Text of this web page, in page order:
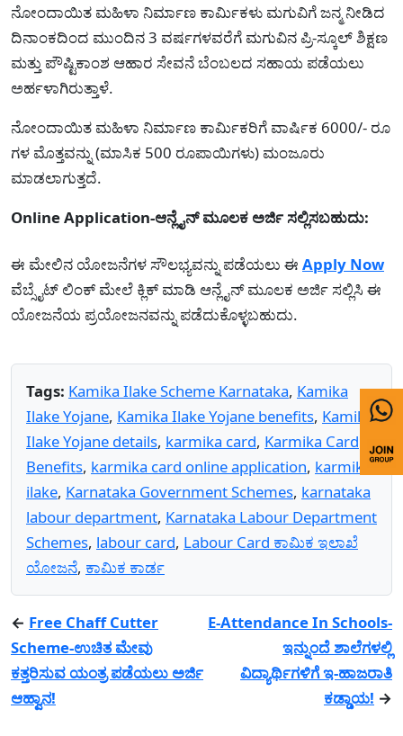
ನೋಂದಾಯಿತ ಮಹಿಳಾ ನಿರ್ಮಾಣ ಕಾರ್ಮಿಕಳು ಮಗುವಿಗೆ ಜನ್ಮ ನೀಡಿದ
ದಿನಾಂಕದಿಂದ ಮುಂದಿನ 3 ವರ್ಷಗಳವರೆಗೆ ಮಗುವಿನ ಪ್ರಿ-ಸ್ಕೂಲ್ ಶಿಕ್ಷಣ
ಮತ್ತು ಪೌಷ್ಟಿಕಾಂಶ ಆಹಾರ ಸೇವನೆ ಬೆಂಬಲದ ಸಹಾಯ ಪಡೆಯಲು
ಅರ್ಹಳಾಗಿರುತ್ತಾಳೆ.
ನೋಂದಾಯಿತ ಮಹಿಳಾ ನಿರ್ಮಾಣ ಕಾರ್ಮಿಕರಿಗೆ ವಾರ್ಷಿಕ 6000/- ರೂ
ಗಳ ಮೊತ್ತವನ್ನು (ಮಾಸಿಕ 500 ರೂಪಾಯಿಗಳು) ಮಂಜೂರು
ಮಾಡಲಾಗುತ್ತದೆ.
Online Application-ಆನ್ಲೈನ್ ಮೂಲಕ ಅರ್ಜಿ ಸಲ್ಲಿಸಬಹುದು:
ಈ ಮೇಲಿನ ಯೋಜನೆಗಳ ಸೌಲಭ್ಯವನ್ನು ಪಡೆಯಲು ಈ Apply Now
ವೆಬ್ಸೈಟ್ ಲಿಂಕ್ ಮೇಲೆ ಕ್ಲಿಕ್ ಮಾಡಿ ಆನ್ಲೈನ್ ಮೂಲಕ ಅರ್ಜಿ ಸಲ್ಲಿಸಿ ಈ
ಯೋಜನೆಯ ಪ್ರಯೋಜನವನ್ನು ಪಡೆದುಕೊಳ್ಳಬಹುದು.
Tags: Kamika Ilake Scheme Karnataka, Kamika
Ilake Yojane, Kamika Ilake Yojane benefits, Kamika
Ilake Yojane details, karmika card, Karmika Card
Benefits, karmika card online application, karmika
ilake, Karnataka Government Schemes, karnataka
labour department, Karnataka Labour Department
Schemes, labour card, Labour Card ಕಾಮಿಕ ಇಲಾಖೆ
ಯೋಜನೆ, ಕಾಮಿಕ ಕಾರ್ಡ
← Free Chaff Cutter
Scheme-ಉಚಿತ ಮೇವು
ಕತ್ತರಿಸುವ ಯಂತ್ರ ಪಡೆಯಲು ಅರ್ಜಿ
ಆಹ್ವಾನ!
E-Attendance In Schools-
ಇನ್ನುಂದೆ ಶಾಲೆಗಳಲ್ಲಿ
ವಿದ್ಯಾರ್ಥಿಗಳಿಗೆ ಇ-ಹಾಜರಾತಿ
ಕಡ್ಡಾಯ! →